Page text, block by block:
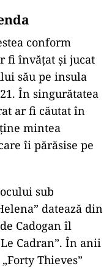
conform
fi învățat și jucat
său pe insula
În singurătatea
ar fi căutat în
mintea
îi părăsise pe
sub
datează din
Cadogan îl
Cadran”. În anii
Thieves”